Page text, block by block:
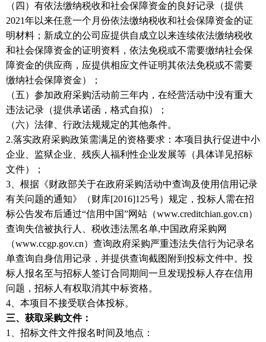
（四）有依法缴纳税收和社会保障资金的良好记录（提供
2021年以来任意一个月份依法缴纳税收和社会保障资金的证
明材料；新成立的公司应提供自成立以来连续依法缴纳税收
和社会保障资金的证明资料 ， 依法免税或不需要缴纳社会保
障资金的供应商，应提供相应文件证明其依法免税或不需要
缴纳社会保障资金）；
（五）参加政府采购活动前三年内，在经营活动中没有重大
违法记录（提供承诺函，格式自拟）；
（六）法律、行政法规规定的其他条件。
2.落实政府采购政策需满足的资格要求：本项目执行促进中小
企业、监狱企业、残疾人福利性企业发展等（具体详见招标
文件）；
3、根据《财政部关于在政府采购活动中查询及使用信用记录
有关问题的通知》（财库[2016]125号）规定，投标人需在招
标公告发布后通过“信用中国”网站（www.creditchian.gov.cn）
查询失信被执行人、 税收违法黑名单,中国政府采购网
（www.ccgp.gov.cn）查询政府采购严重违法失信行为记录名
单查询自身信用记录，并提供查询截图附到投标文件中。投
标人报名至与招标人签订合同期间一旦发现投标人存在信用
问题，招标人有权取消其中标资格。
4、 本项目不接受联合体投标。
三、获取采购文件：
1、 招标文件文件报名时间及地点：